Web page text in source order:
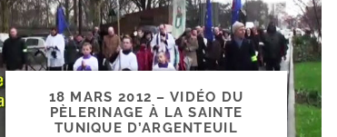
18 MARS 2012 – VIDÉO DU
PÈLERINAGE À LA SAINTE
TUNIQUE D’ARGENTEUIL